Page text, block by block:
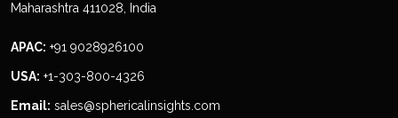
Maharashtra 411028, India
APAC: +91 9028926100
USA: +1-303-800-4326
Email: sales@sphericalinsights.com